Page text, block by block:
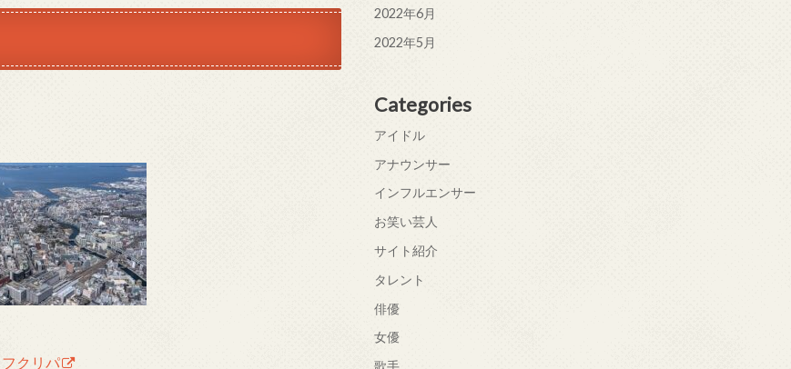
フクリパ
2022年6月
2022年5月
Categories
アイドル
アナウンサー
インフルエンサー
お笑い芸人
サイト紹介
タレント
俳優
女優